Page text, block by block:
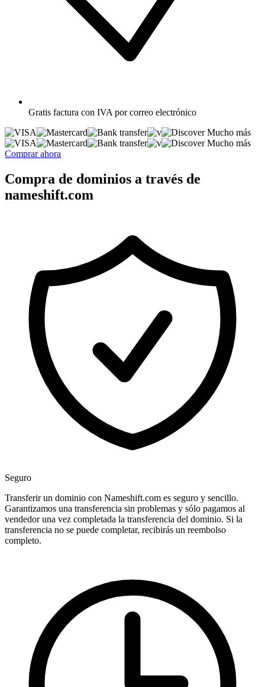
Gratis factura con IVA por correo electrónico
Mucho más
Mucho más
Comprar ahora
Compra de dominios a través de
nameshift.com
Seguro
Transferir un dominio con Nameshift.com es seguro y sencillo.
Garantizamos una transferencia sin problemas y sólo pagamos al
vendedor una vez completada la transferencia del dominio. Si la
transferencia no se puede completar, recibirás un reembolso
completo.